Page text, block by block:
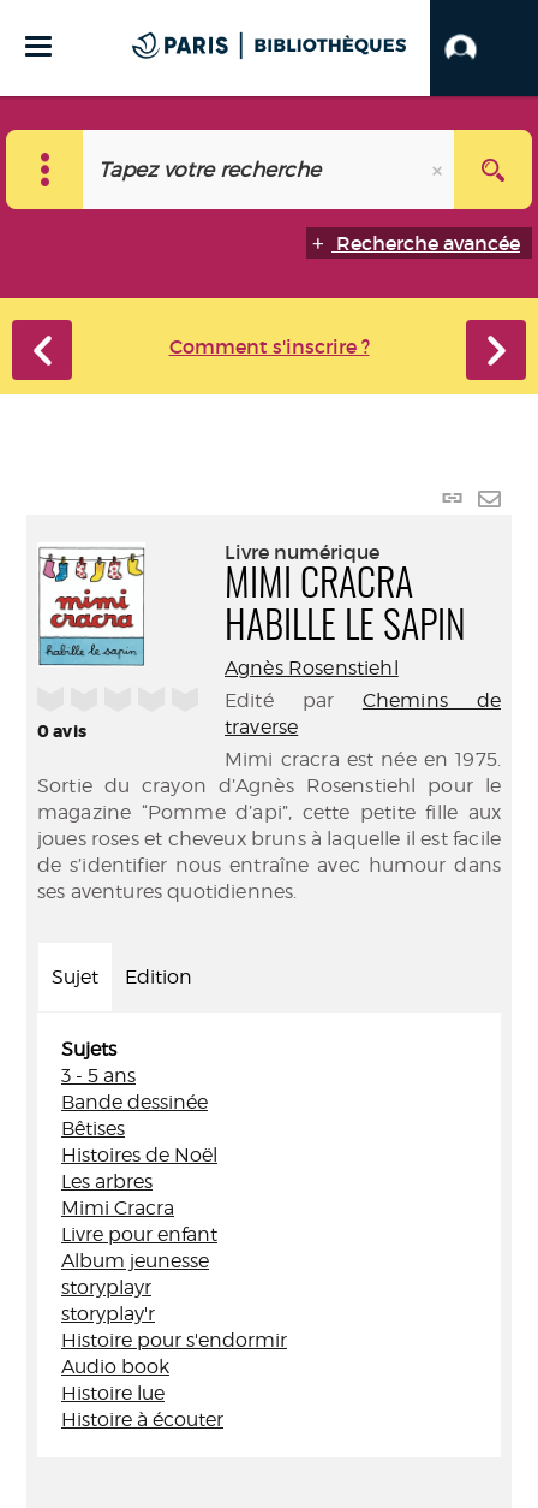
Recherche avancée
Comment s'inscrire ?
Lien
0avis
Livre numérique
MIMI CRACRA
HABILLE LE SAPIN
Agnès Rosenstiehl
Edité par Chemins de
traverse
Mimi cracra est née en 1975.
Sortie du crayon d’Agnès Rosenstiehl pour le
magazine “Pomme d’api”, cette petite fille aux
joues roses et cheveux bruns à laquelle il est facile
de s’identifier nous entraîne avec humour dans
ses aventures quotidiennes.
Sujet Edition
Sujets
3 - 5 ans
Bande dessinée
Bêtises
Histoires de Noël
Les arbres
Mimi Cracra
Livre pour enfant
Album jeunesse
storyplayr
storyplay'r
Histoire pour s'endormir
Audio book
Histoire lue
Histoire à écouter